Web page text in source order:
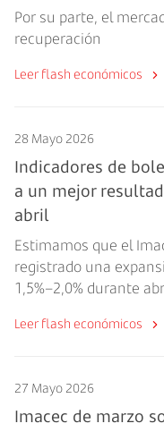
Por su parte, el
recuperación
Leer flash económicos
28 Mayo 2026
Indicadores de
a un mejor
abril
Estimamos que el
registrado una
1,5%–2,0% durante
Leer flash económicos
27 Mayo 2026
Imacec de marzo